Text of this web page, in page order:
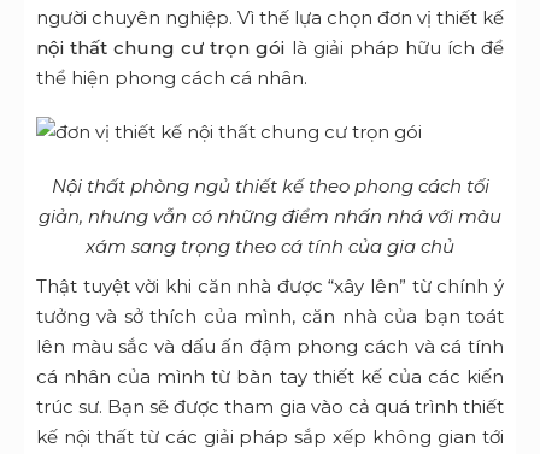
người chuyên nghiệp. Vì thế lựa chọn đơn vị thiết kế
nội thất chung cư trọn gói là giải pháp hữu ích để
thể hiện phong cách cá nhân.
Nội thất phòng ngủ thiết kế theo phong cách tối
giản, nhưng vẫn có những điểm nhấn nhá với màu
xám sang trọng theo cá tính của gia chủ
Thật tuyệt vời khi căn nhà được “xây lên” từ chính ý
tưởng và sở thích của mình, căn nhà của bạn toát
lên màu sắc và dấu ấn đậm phong cách và cá tính
cá nhân của mình từ bàn tay thiết kế của các kiến
trúc sư. Bạn sẽ được tham gia vào cả quá trình thiết
kế nội thất từ các giải pháp sắp xếp không gian tới